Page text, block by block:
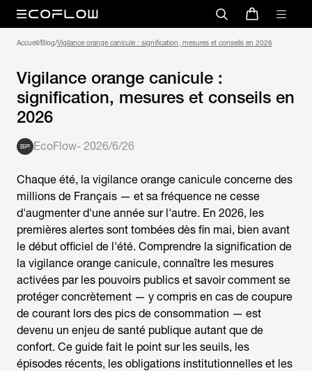
Accueil/Blog/Vigilance orange canicule : signification, mesures et conseils en 2026
Vigilance orange canicule :
signification, mesures et conseils en
2026
EcoFlow- 2026/6/26
Chaque été, la vigilance orange canicule concerne des
millions de Français — et sa fréquence ne cesse
d'augmenter d'une année sur l'autre. En 2026, les
premières alertes sont tombées dès fin mai, bien avant
le début officiel de l'été. Comprendre la signification de
la vigilance orange canicule, connaître les mesures
activées par les pouvoirs publics et savoir comment se
protéger concrètement — y compris en cas de coupure
de courant lors des pics de consommation — est
devenu un enjeu de santé publique autant que de
confort. Ce guide fait le point sur les seuils, les
épisodes récents, les obligations institutionnelles et les